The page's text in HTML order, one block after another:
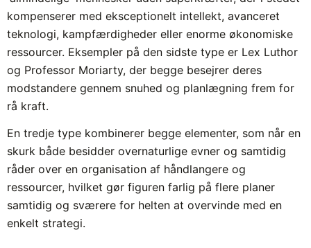
kompenserer med eksceptionelt intellekt, avanceret
teknologi, kampfærdigheder eller enorme økonomiske
ressourcer. Eksempler på den sidste type er Lex Luthor
og Professor Moriarty, der begge besejrer deres
modstandere gennem snuhed og planlægning frem for
rå kraft.
En tredje type kombinerer begge elementer, som når en
skurk både besidder overnaturlige evner og samtidig
råder over en organisation af håndlangere og
ressourcer, hvilket gør figuren farlig på flere planer
samtidig og sværere for helten at overvinde med en
enkelt strategi.